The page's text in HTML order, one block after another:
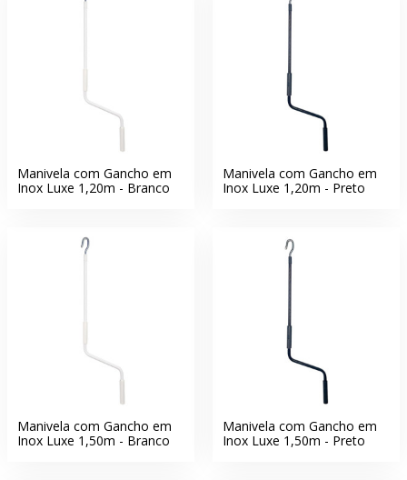
Manivela com Gancho em
Inox Luxe 1,20m - Branco
Manivela com Gancho em
Inox Luxe 1,20m - Preto
Manivela com Gancho em
Inox Luxe 1,50m - Branco
Manivela com Gancho em
Inox Luxe 1,50m - Preto